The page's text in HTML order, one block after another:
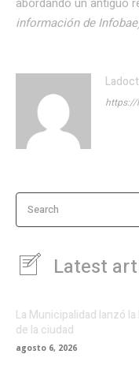
información de
https://
Search
Latest
La Municipalidad lanzó
de la ciudad
agosto 6, 2026